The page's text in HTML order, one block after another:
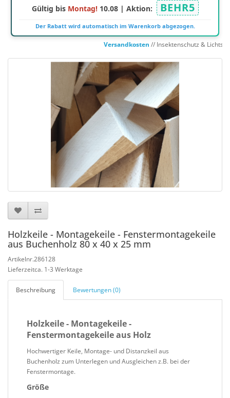
Gültig bis Montag!10.08 | Aktion: BEHR5
Der Rabatt wird automatisch im Warenkorb abgezogen.
Versandkosten// Insektenschutz &
Holzkeile - Montagekeile - Fenstermontagekeile
aus Buchenholz 80 x 40 x 25 mm
Artikelnr.286128
Lieferzeitca. 1-3 Werktage
Beschreibung Bewertungen (0)
Holzkeile - Montagekeile -
Fenstermontagekeile aus Holz
Hochwertiger Keile, Montage- und Distanzkeil aus
Buchenholz zum Unterlegen und Ausgleichen z.B. bei der
Fenstermontage.
Größe